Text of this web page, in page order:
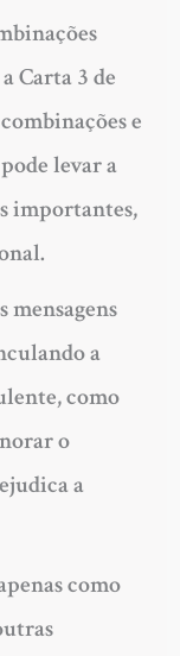
Carta 3 de
e
levar a
importantes,
a
como
o
a
como